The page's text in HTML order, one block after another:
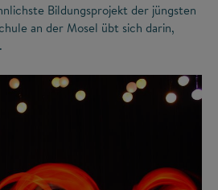
Bildungsprojekt der jüngsten
an der Mosel übt sich darin,